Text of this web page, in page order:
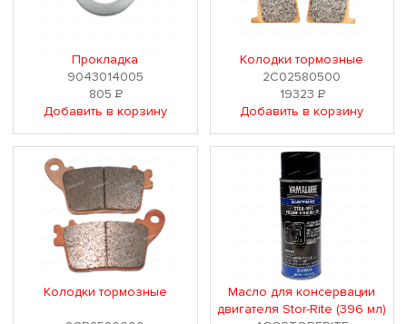
Прокладка
9043014005
805Р
Добавить в корзину
Колодки тормозные
2C02580500
19323Р
Добавить в корзину
Колодки тормозные
Масло для консервации
двигателя Stor-Rite (396 мл)